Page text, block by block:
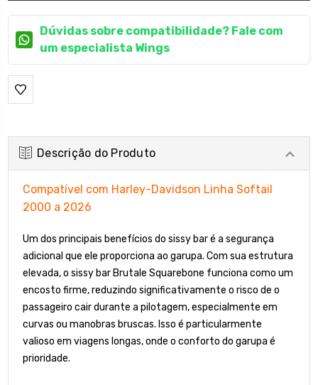
Dúvidas sobre compatibilidade? Fale com
um especialista Wings
Descrição do Produto
Compatível com Harley-Davidson Linha Softail
2000 a 2026
Um dos principais benefícios do sissy bar é a segurança
adicional que ele proporciona ao garupa. Com sua estrutura
elevada, o sissy bar Brutale Squarebone funciona como um
encosto firme, reduzindo significativamente o risco de o
passageiro cair durante a pilotagem, especialmente em
curvas ou manobras bruscas. Isso é particularmente
valioso em viagens longas, onde o conforto do garupa é
prioridade.